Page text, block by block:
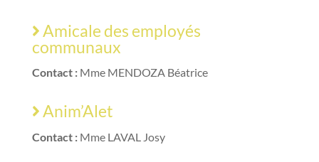
Amicale des employés
communaux
Contact :Mme MENDOZA Béatrice
Anim’Alet
Contact :Mme LAVAL Josy